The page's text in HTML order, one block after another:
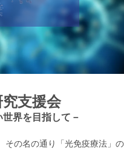
支援会
界を目指して－
その名の通り「光免疫療法」の